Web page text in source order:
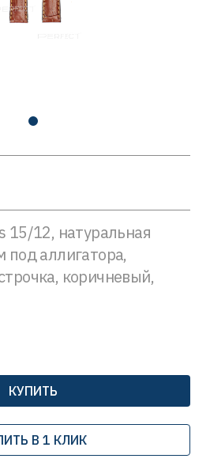
15/12, натуральная
под аллигатора,
коричневый,
КУПИТЬ
В 1 КЛИК